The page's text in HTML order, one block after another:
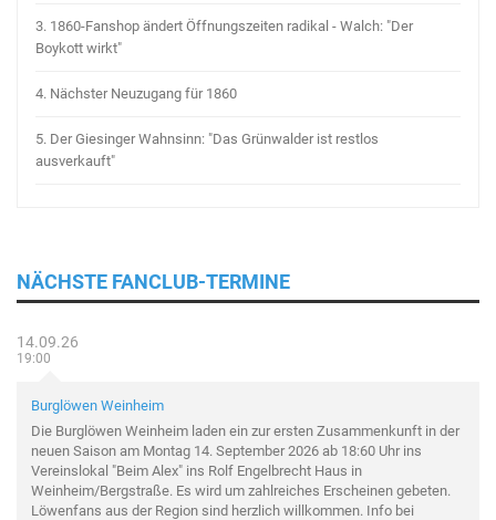
3. 1860-Fanshop ändert Öffnungszeiten radikal - Walch: "Der
Boykott wirkt"
4. Nächster Neuzugang für 1860
5. Der Giesinger Wahnsinn: "Das Grünwalder ist restlos
ausverkauft"
NÄCHSTE FANCLUB-TERMINE
14.09.26
19:00
Burglöwen Weinheim
Die Burglöwen Weinheim laden ein zur ersten Zusammenkunft in der
neuen Saison am Montag 14. September 2026 ab 18:60 Uhr ins
Vereinslokal "Beim Alex" ins Rolf Engelbrecht Haus in
Weinheim/Bergstraße. Es wird um zahlreiches Erscheinen gebeten.
Löwenfans aus der Region sind herzlich willkommen. Info bei